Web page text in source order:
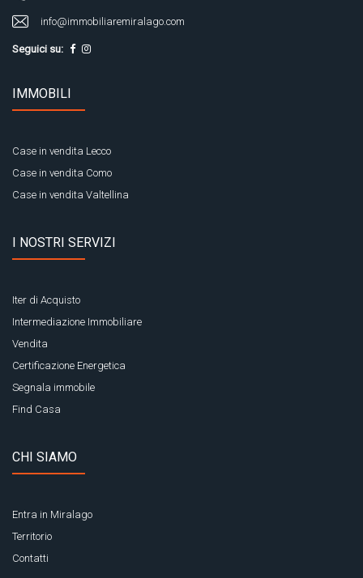
info@immobiliaremiralago.com
Seguici su:
IMMOBILI
Case in vendita Lecco
Case in vendita Como
Case in vendita Valtellina
I NOSTRI SERVIZI
Iter di Acquisto
Intermediazione Immobiliare
Vendita
Certificazione Energetica
Segnala immobile
Find Casa
CHI SIAMO
Entra in Miralago
Territorio
Contatti